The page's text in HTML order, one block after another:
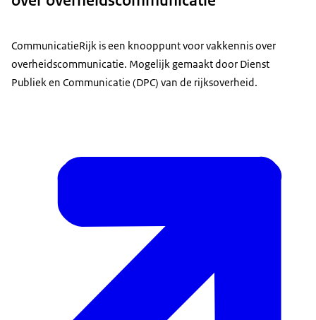
CommunicatieRijk is een knooppunt voor vakkennis over
overheidscommunicatie. Mogelijk gemaakt door Dienst
Publiek en Communicatie (DPC) van de rijksoverheid.